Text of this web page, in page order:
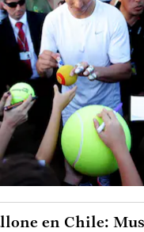
en Chile: